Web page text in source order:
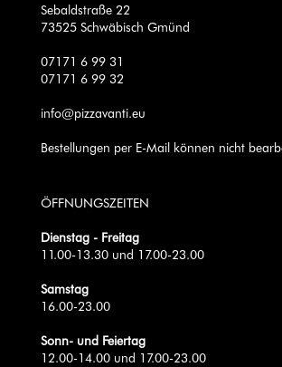
Sebaldstraße 22
73525 Schwäbisch Gmünd
07171 6 99 31
07171 6 99 32
info@pizzavanti.eu
Bestellungen per E-Mail können nicht
ÖFFNUNGSZEITEN
Dienstag - Freitag
11.00-13.30 und 17.00-23.00
Samstag
16.00-23.00
Sonn- und Feiertag
12.00-14.00 und 17.00-23.00